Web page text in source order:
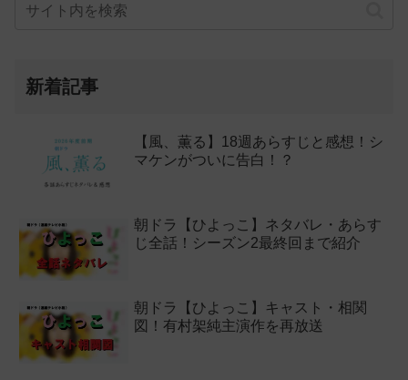
新着記事
【風、薫る】18週あらすじと感想！シ
マケンがついに告白！？
朝ドラ【ひよっこ】ネタバレ・あらす
じ全話！シーズン2最終回まで紹介
朝ドラ【ひよっこ】キャスト・相関
図！有村架純主演作を再放送